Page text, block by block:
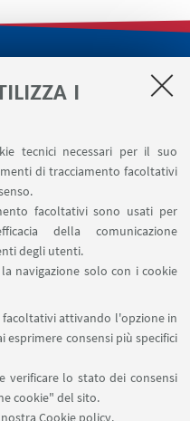
I
tecnici necessari per il suo
di tracciamento facoltativi
facoltativi sono usati per
della comunicazione
degli utenti.
navigazione solo con i cookie
facoltativi attivando l'opzione in
esprimere consensi più specifici
verificare lo stato dei consensi
cookie" del sito.
Cookie policy.
evento
SU:
SU: